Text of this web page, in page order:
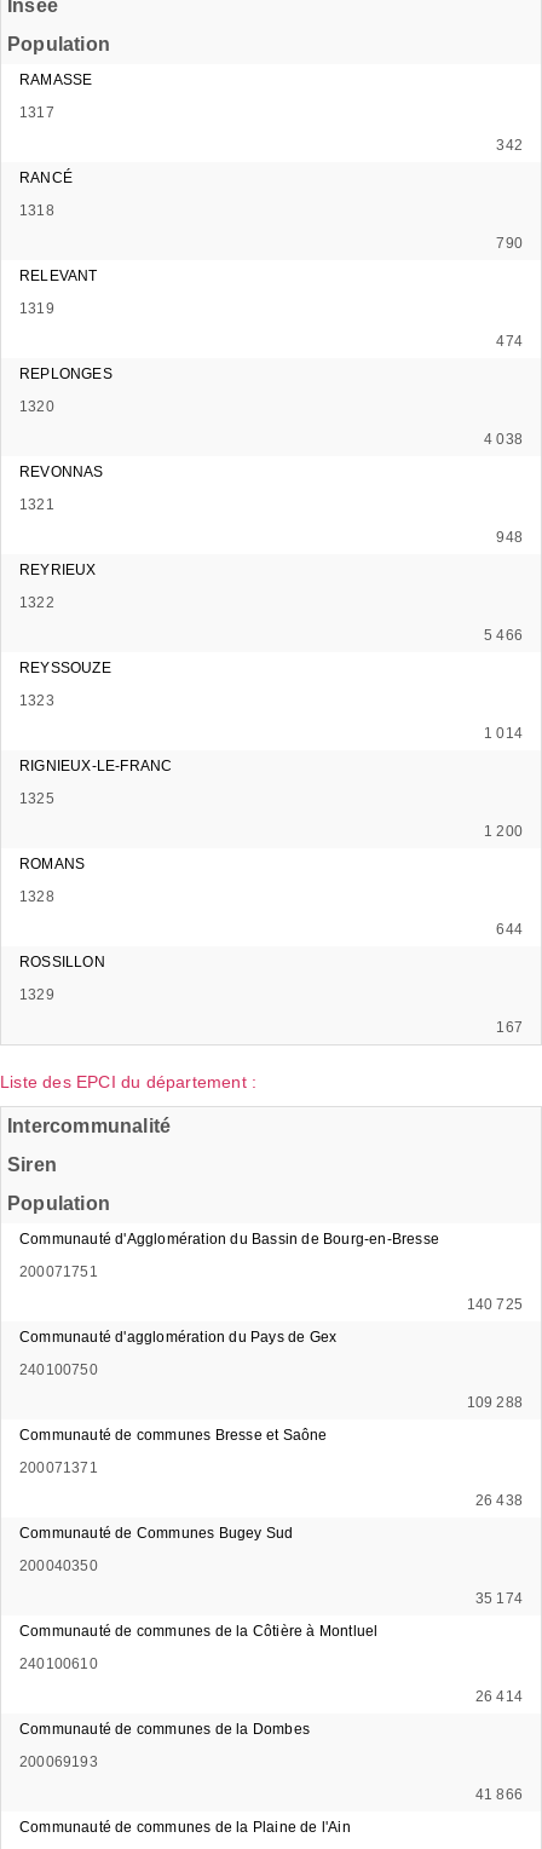
Insee
Population
RAMASSE
1317
342
RANCÉ
1318
790
RELEVANT
1319
474
REPLONGES
1320
4 038
REVONNAS
1321
948
REYRIEUX
1322
5 466
REYSSOUZE
1323
1 014
RIGNIEUX-LE-FRANC
1325
1 200
ROMANS
1328
644
ROSSILLON
1329
167
Liste des EPCI du département :
Intercommunalité
Siren
Population
Communauté d'Agglomération du Bassin de Bourg-en-Bresse
200071751
140 725
Communauté d'agglomération du Pays de Gex
240100750
109 288
Communauté de communes Bresse et Saône
200071371
26 438
Communauté de Communes Bugey Sud
200040350
35 174
Communauté de communes de la Côtière à Montluel
240100610
26 414
Communauté de communes de la Dombes
200069193
41 866
Communauté de communes de la Plaine de l'Ain